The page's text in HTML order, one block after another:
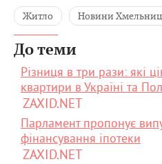
Житло Новини
До теми
Різниця в три рази: які
квартири в Україні та
ZAXID.NET
Парламент пропонує
фінансування іпотеки
ZAXID.NET